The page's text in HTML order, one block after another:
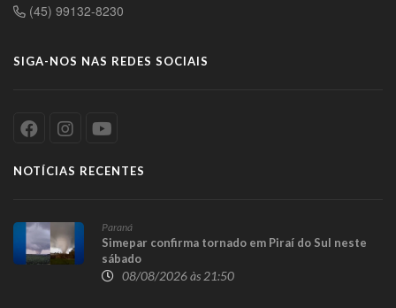
(45) 99132-8230
SIGA-NOS NAS REDES SOCIAIS
NOTÍCIAS RECENTES
Paraná
Simepar confirma tornado em Piraí do Sul neste
sábado
08/08/2026 às 21:50